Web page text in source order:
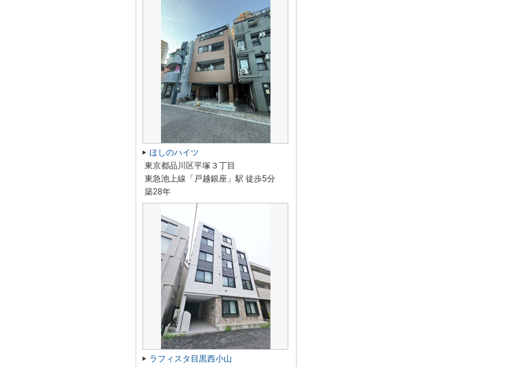
ほしのハイツ
東京都品川区平塚３丁目
東急池上線「戸越銀座」駅 徒歩5分
築28年
ラフィスタ目黒西小山